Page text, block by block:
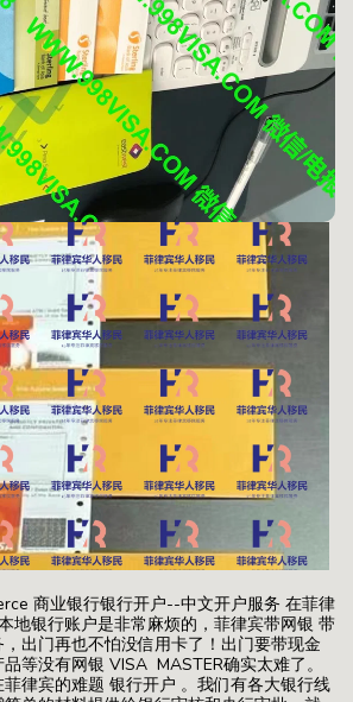
商业银行银行开户--中文开户服务 在菲律
地银行账户是非常麻烦的，菲律宾带网银 带
出门再也不怕没信用卡了！出门要带现金
等没有网银 VISA MASTER确实太难了。
律宾的难题 银行开户 。我们有各大银行线